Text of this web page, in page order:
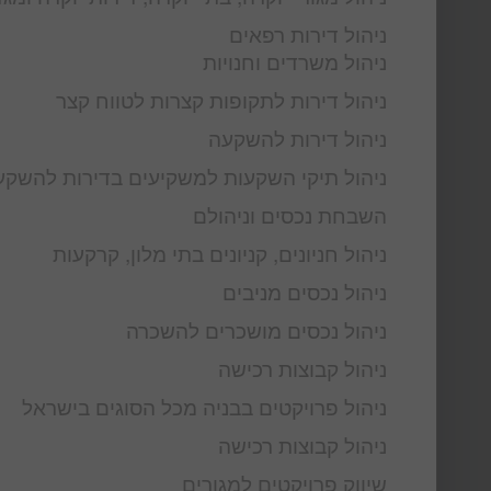
ניהול דירות רפאים
ניהול משרדים וחנויות
ניהול דירות לתקופות קצרות לטווח קצר
ניהול דירות להשקעה
ניהול תיקי השקעות למשקיעים בדירות
השבחת נכסים וניהולם
ניהול חניונים, קניונים בתי מלון, קרקעות
ניהול נכסים מניבים
ניהול נכסים מושכרים להשכרה
ניהול קבוצות רכישה
ניהול פרויקטים בבניה מכל הסוגים בישראל
ניהול קבוצות רכישה
שיווק פרויקטים למגורים